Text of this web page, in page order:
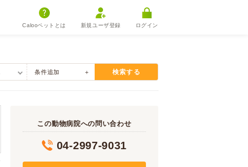
Calooペットとは 新規ユーザ登録 ログイン
条件追加 検索する
この動物病院への問い合わせ
04-2997-9031